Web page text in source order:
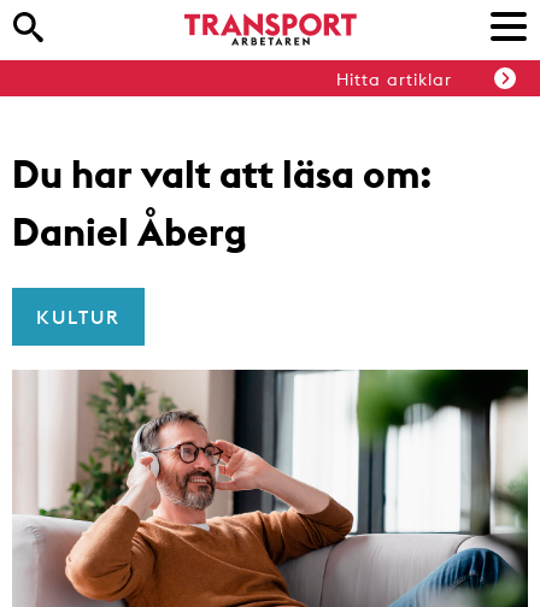
Hitta artiklar
Du har valt att läsa om:
Daniel Åberg
KULTUR